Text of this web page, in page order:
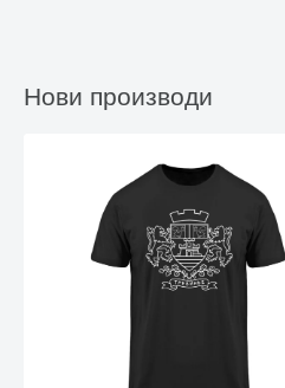
Нови производи